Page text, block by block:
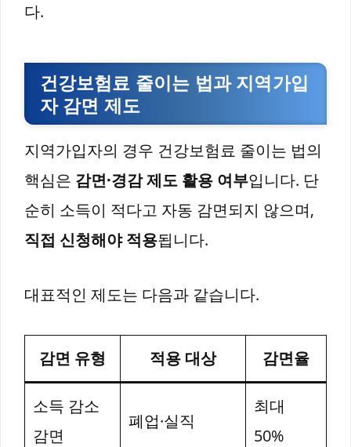
다.
건강보험료 줄이는 법과 지역가입
자 감면 제도
지역가입자의 경우 건강보험료 줄이는 법의
핵심은 감면·경감 제도 활용 여부입니다. 단
순히 소득이 적다고 자동 감면되지 않으며,
직접 신청해야 적용됩니다.
대표적인 제도는 다음과 같습니다.
감면 유형 적용 대상 감면율
소득 감소
감면
폐업·실직
최대
50%